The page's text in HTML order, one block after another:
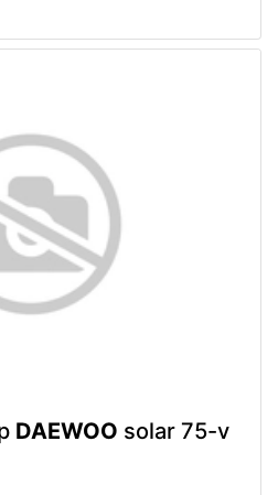
DAEWOO solar 75-v